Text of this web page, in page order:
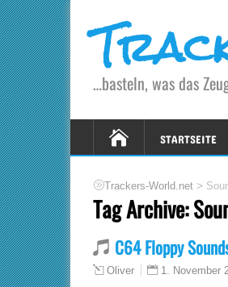
…basteln, was das
STARTSEITE
Trackers-World.net >
Tag Archive:
C64 Floppy
Oliver 1. November